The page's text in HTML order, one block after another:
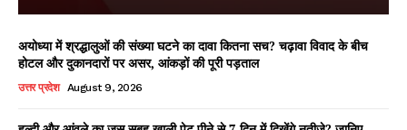
अयोध्या में श्रद्धालुओं की संख्या घटने का दावा कितना सच? चढ़ावा विवाद के बीच
होटल और दुकानदारों पर असर, आंकड़ों की पूरी पड़ताल
उत्तर प्रदेश August 9, 2026